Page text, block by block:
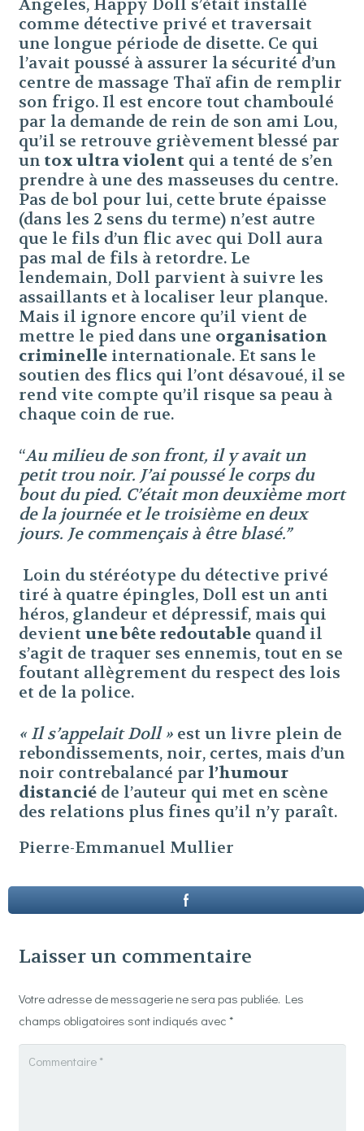
Angeles, Happy Doll s’était installé
comme détective privé et traversait
une longue période de disette. Ce qui
l’avait poussé à assurer la sécurité d’un
centre de massage Thaï afin de remplir
son frigo. Il est encore tout chamboulé
par la demande de rein de son ami Lou,
qu’il se retrouve grièvement blessé par
un tox ultra violent qui a tenté de s’en
prendre à une des masseuses du centre.
Pas de bol pour lui, cette brute épaisse
(dans les 2 sens du terme) n’est autre
que le fils d’un flic avec qui Doll aura
pas mal de fils à retordre. Le
lendemain, Doll parvient à suivre les
assaillants et à localiser leur planque.
Mais il ignore encore qu’il vient de
mettre le pied dans une organisation
criminelleinternationale. Et sans le
soutien des flics qui l’ont désavoué, il se
rend vite compte qu’il risque sa peau à
chaque coin de rue.
“Au milieu de son front, il y avait un
petit trou noir. J’ai poussé le corps du
bout du pied. C’était mon deuxième mort
de la journée et le troisième en deux
jours. Je commençais à être blasé.”
Loin du stéréotype du détective privé
tiré à quatre épingles, Doll est un anti
héros, glandeur et dépressif, mais qui
devient une bête redoutablequand il
s’agit de traquer ses ennemis, tout en se
foutant allègrement du respect des lois
et de la police.
« Il s’appelait Doll »est un livre plein de
rebondissements, noir, certes, mais d’un
noir contrebalancé par l’humour
distanciéde l’auteur qui met en scène
des relations plus fines qu’il n’y paraît.
Pierre-Emmanuel Mullier
Laisser un commentaire
Votre adresse de messagerie ne sera pas publiée. Les
champs obligatoires sont indiqués avec *